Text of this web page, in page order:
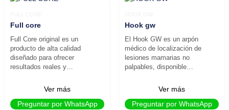
Full core
Full Core original es un
producto de alta calidad
diseñado para ofrecer
resultados reales y…
Ver más
Preguntar por WhatsApp
Hook gw
El Hook GW es un arpón
médico de localización de
lesiones mamarias no
palpables, disponible…
Ver más
Preguntar por WhatsApp